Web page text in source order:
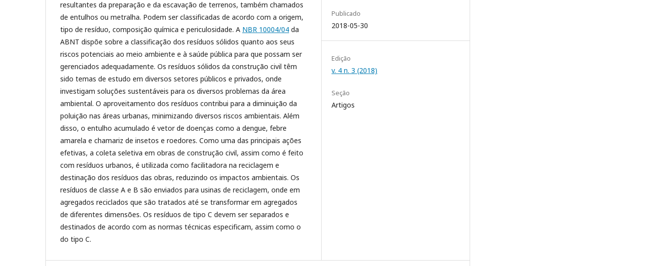
resultantes da preparação e da escavação de terrenos, também chamados
de entulhos ou metralha. Podem ser classificadas de acordo com a origem,
tipo de resíduo, composição química e periculosidade. A NBR 10004/04 da
ABNT dispõe sobre a classificação dos resíduos sólidos quanto aos seus
riscos potenciais ao meio ambiente e à saúde pública para que possam ser
gerenciados adequadamente. Os resíduos sólidos da construção civil têm
sido temas de estudo em diversos setores públicos e privados, onde
investigam soluções sustentáveis para os diversos problemas da área
ambiental. O aproveitamento dos resíduos contribui para a diminuição da
poluição nas áreas urbanas, minimizando diversos riscos ambientais. Além
disso, o entulho acumulado é vetor de doenças como a dengue, febre
amarela e chamariz de insetos e roedores. Como uma das principais ações
efetivas, a coleta seletiva em obras de construção civil, assim como é feito
com resíduos urbanos, é utilizada como facilitadora na reciclagem e
destinação dos resíduos das obras, reduzindo os impactos ambientais. Os
resíduos de classe A e B são enviados para usinas de reciclagem, onde em
agregados reciclados que são tratados até se transformar em agregados
de diferentes dimensões. Os resíduos de tipo C devem ser separados e
destinados de acordo com as normas técnicas especificam, assim como o
do tipo C.
Publicado
2018-05-30
Edição
v. 4 n. 3 (2018)
Seção
Artigos